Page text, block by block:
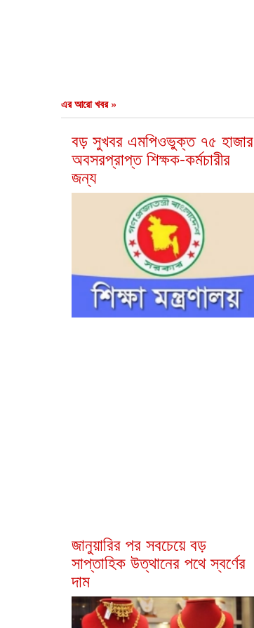
এর আরো খবর »
বড় সুখবর এমপিওভুক্ত ৭৫ হাজার
অবসরপ্রাপ্ত শিক্ষক-কর্মচারীর
জন্য
জানুয়ারির পর সবচেয়ে বড়
সাপ্তাহিক উত্থানের পথে স্বর্ণের
দাম